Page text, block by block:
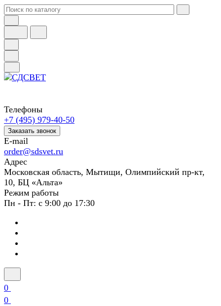
Телефоны
+7 (495) 979-40-50
Заказать звонок
E-mail
order@sdsvet.ru
Адрес
Московская область, Мытищи, Олимпийский пр-кт,
10, БЦ «Альта»
Режим работы
Пн - Пт: с 9:00 до 17:30
0
0